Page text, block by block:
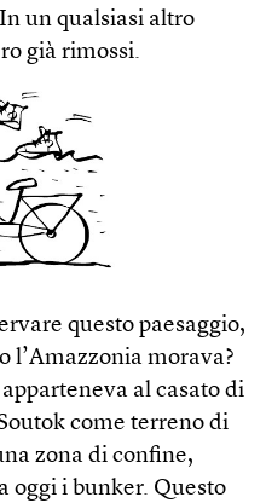
un qualsiasi altro
già rimossi.
questo paesaggio,
l’Amazzonia morava?
al casato di
come terreno di
zona di confine,
oggi i bunker. Questo